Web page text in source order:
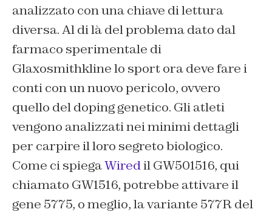
analizzato con una chiave di lettura
diversa. Al di là del problema dato dal
farmaco sperimentale di
Glaxosmithkline lo sport ora deve fare i
conti con un nuovo pericolo, ovvero
quello del doping genetico. Gli atleti
vengono analizzati nei minimi dettagli
per carpire il loro segreto biologico.
Come ci spiegaWiredil GW501516, qui
chiamato GW1516, potrebbe attivare il
gene 5775, o meglio, la variante 577R del